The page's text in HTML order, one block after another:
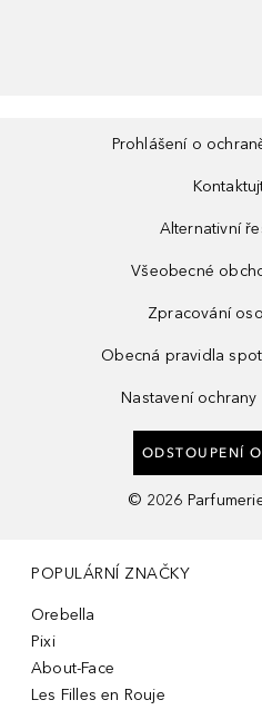
Prohlášení o
Alternativní
Všeobecné
Zpracování
Obecná pravidla
Nastavení
ODSTOUPENÍ
© 2026
POPULÁRNÍ ZNAČKY
Orebella
Pixi
About-Face
Les Filles en Rouje